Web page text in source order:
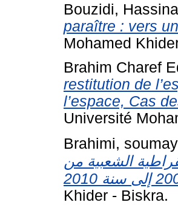
Bouzidi, Hassina
paraître : vers
Mohamed
Brahim Charef
restitution de
l’espace, Cas
Université
Brahimi,
الشعبية من
Khider - Biskra.